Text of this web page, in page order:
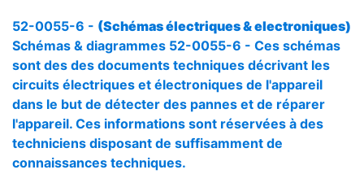
52-0055-6 - (Schémas électriques & electroniques)
Schémas & diagrammes 52-0055-6 - Ces schémas
sont des des documents techniques décrivant les
circuits électriques et électroniques de l'appareil
dans le but de détecter des pannes et de réparer
l'appareil. Ces informations sont réservées à des
techniciens disposant de suffisamment de
connaissances techniques.